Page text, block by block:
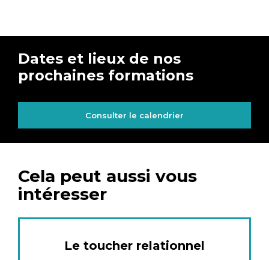
Dates et lieux de nos
prochaines formations
Consulter le calendrier
Cela peut aussi vous
intéresser
Le toucher relationnel